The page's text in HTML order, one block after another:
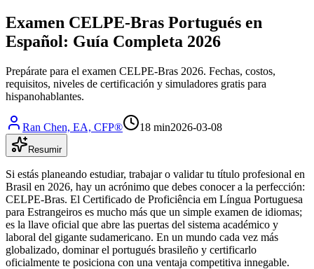
Examen CELPE-Bras Portugués en
Español: Guía Completa 2026
Prepárate para el examen CELPE-Bras 2026. Fechas, costos,
requisitos, niveles de certificación y simuladores gratis para
hispanohablantes.
Ran Chen, EA, CFP® 18 min2026-03-08
Resumir
Si estás planeando estudiar, trabajar o validar tu título profesional en
Brasil en 2026, hay un acrónimo que debes conocer a la perfección:
CELPE-Bras. El Certificado de Proficiência em Língua Portuguesa
para Estrangeiros es mucho más que un simple examen de idiomas;
es la llave oficial que abre las puertas del sistema académico y
laboral del gigante sudamericano. En un mundo cada vez más
globalizado, dominar el portugués brasileño y certificarlo
oficialmente te posiciona con una ventaja competitiva innegable.